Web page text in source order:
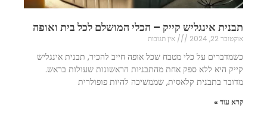
תבנית אינגליש קייק – הכלי המושלם לכל בית ואופה
אוקטובר 22, 2024 אין תגובות
כשמדברים על כלי מטבח שכל אופה חייב להכיר, תבנית אינגליש
קייק היא ללא ספק אחת מהתבניות הראשונות שעולות בראש.
מדובר בתבנית קלאסית, שממשיכה להיות פופולרית
קרא עוד »